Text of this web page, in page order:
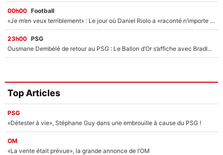
00h00 Football
«Je m’en veux terriblement» : Le jour où Daniel Riolo a «raconté n’importe quoi» dans l'After Foot !
23h00 PSG
Ousmane Dembélé de retour au PSG : Le Ballon d’Or s’affiche avec Bradley Barcola en plein cœur du feuilleton sur son départ !
Top Articles
PSG
«Détester à vie», Stéphane Guy dans une embrouille à cause du PSG !
OM
«La vente était prévue», la grande annonce de l’OM